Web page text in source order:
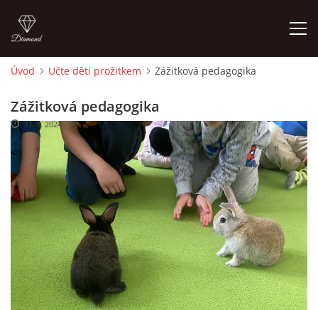
O MĚ
FOTOALBUM
DĚJINY VÝTVARNÉHO UMĚNÍ
NOVINKY ZE ŠKOLSTVÍ 2025
ROČNÍ PLÁN - INSPIRACE /DLE NOVÉHO RVP PV 2025
Úvod Učte děti prožitkem Zážitková pedagogika
Zážitková pedagogika
31. 8. 2024